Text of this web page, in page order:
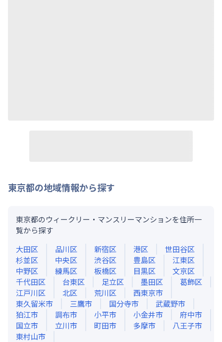
東京都の地域情報から探す
東京都のウィークリー・マンスリーマンションを住所一
覧から探す
大田区
品川区 新宿区 港区
世田谷区
杉並区
中央区 渋谷区 豊島区
江東区
中野区
練馬区 板橋区 目黒区
文京区
千代田区
台東区 足立区 墨田区
葛飾区
江戸川区
北区 荒川区
西東京市
東久留米市
三鷹市 国分寺市
武蔵野市
狛江市
調布市 小平市 小金井市
府中市
国立市
立川市 町田市 多摩市
八王子市
東村山市